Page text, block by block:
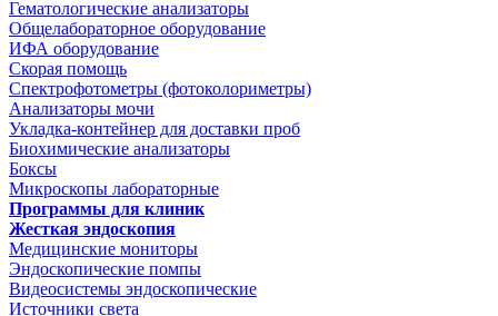
Гематологические анализаторы
Общелабораторное оборудование
ИФА оборудование
Скорая помощь
Спектрофотометры (фотоколориметры)
Анализаторы мочи
Укладка-контейнер для доставки проб
Биохимические анализаторы
Боксы
Микроскопы лабораторные
Программы для клиник
Жесткая эндоскопия
Медицинские мониторы
Эндоскопические помпы
Видеосистемы эндоскопические
Источники света